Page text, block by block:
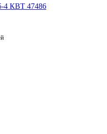
4 КВТ 47486